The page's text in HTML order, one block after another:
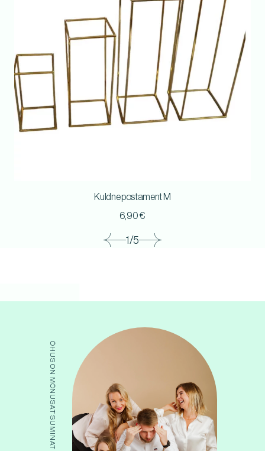
1/5
Kuldne postament M
6,90€
ÕHUS ON MÕNUSAT SUMINAT